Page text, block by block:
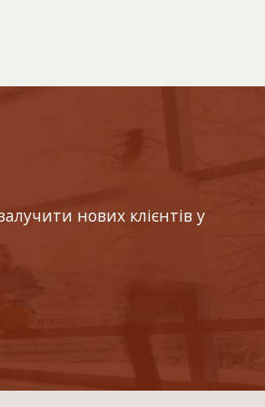
нових клієнтів у